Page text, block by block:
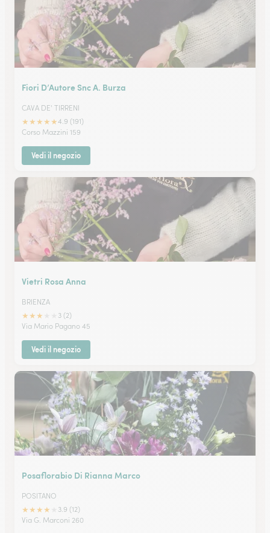
Fiori D’Autore Snc A. Burza
CAVA DE' TIRRENI
★★★★★4.9 (191)
Corso Mazzini 159
Vedi il negozio
Vietri Rosa Anna
BRIENZA
★★★
3 (2)
Via Mario Pagano 45
Vedi il negozio
Posaflorabio Di Rianna Marco
POSITANO
★★★★
3.9 (12)
Via G. Marconi 260